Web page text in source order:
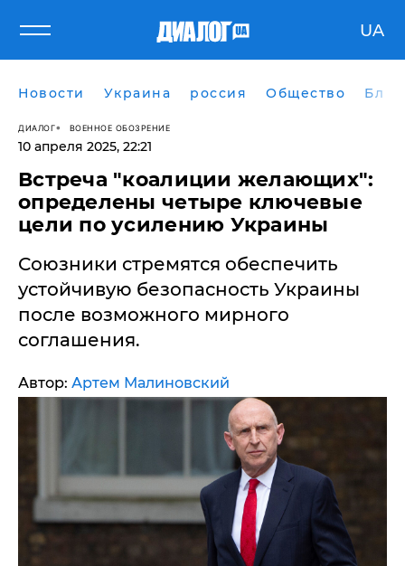
UA
Новости Украина россия Общество
ДИАЛОГ ВОЕННОЕ ОБОЗРЕНИЕ
10 апреля 2025, 22:21
Встреча "коалиции желающих":
определены четыре ключевые
цели по усилению Украины
Союзники стремятся обеспечить
устойчивую безопасность Украины
после возможного мирного
соглашения.
Автор: Артем Малиновский